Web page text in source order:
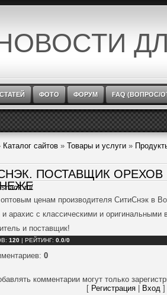
ФОТО ФОРУМ FAQ (ВОПРОС/
Каталог сайтов » Товары и услуги »
ПОСТАВЩИК ОРЕХОВ
ценам производителя СитиСнэк в
и арахис с классическими и
и поставщик!
: 120 | РЕЙТИНГ: 0.0/0
: 0
комментарии могут только
[ Регистрация| Вход]